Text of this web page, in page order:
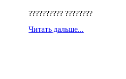
?????????? ????????
Читать дальше...